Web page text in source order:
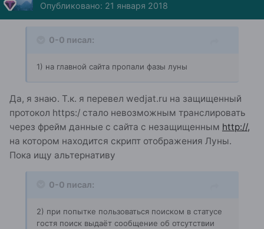
Опубликовано: 21 января 2018
0-0 писал:
1) на главной сайта пропали фазы луны
Да, я знаю. Т.к. я перевел wedjat.ru на защищенный
протокол https:/ стало невозможным транслировать
через фрейм данные с сайта с незащищенным http://,
на котором находится скрипт отображения Луны.
Пока ищу альтернативу
0-0 писал:
2) при попытке пользоваться поиском в статусе
гостя поиск выдаёт сообщение об отсутствии